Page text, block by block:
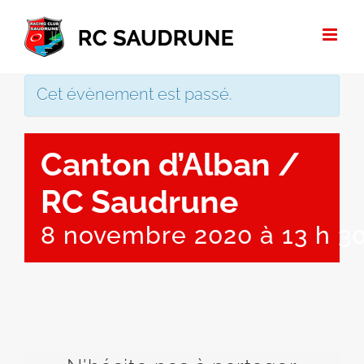
Passer
contenu
Cet évènement est passé.
Canton d’Alban /
RC Saudrune
8 novembre 2020 à 13 h